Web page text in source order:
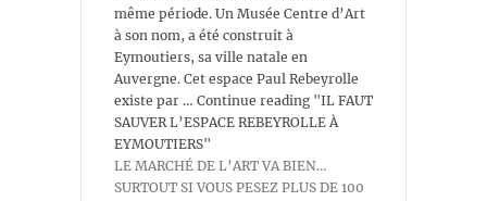
même période. Un Musée Centre d’Art
à son nom, a été construit à
Eymoutiers, sa ville natale en
Auvergne. Cet espace Paul Rebeyrolle
existe par … Continue reading "IL FAUT
SAUVER L’ESPACE REBEYROLLE À
EYMOUTIERS"
LE MARCHÉ DE L’ART VA BIEN…
SURTOUT SI VOUS PESEZ PLUS DE 100